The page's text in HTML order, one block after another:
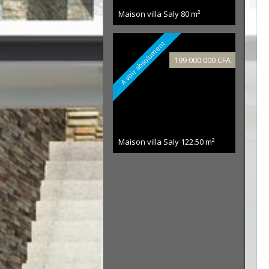
Maison villa Saly 80 m²
A voir absolument 199 000 000 CFA
Maison villa Saly 122.50 m²